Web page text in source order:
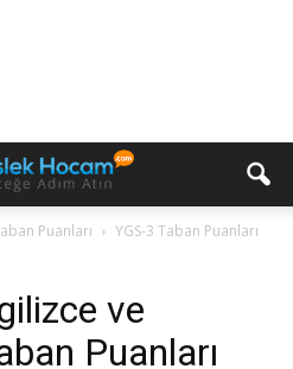
Puanları YGS-3 Taban Puanları
ve
Puanları